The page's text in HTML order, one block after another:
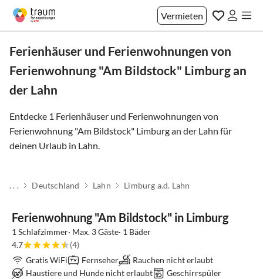
Vermieten
Ferienhäuser und Ferienwohnungen von
Ferienwohnung "Am Bildstock" Limburg an
der Lahn
Entdecke 1 Ferienhäuser und Ferienwohnungen von
Ferienwohnung "Am Bildstock" Limburg an der Lahn für
deinen Urlaub in Lahn.
. . . Deutschland Lahn Limburg a.d. Lahn
Ferienwohnung "Am Bildstock" in Limburg
1 Schlafzimmer· Max. 3 Gäste· 1 Bäder
4.7
(4)
Gratis WiFi
Fernseher
Rauchen nicht erlaubt
Haustiere und Hunde nicht erlaubt
Geschirrspüler